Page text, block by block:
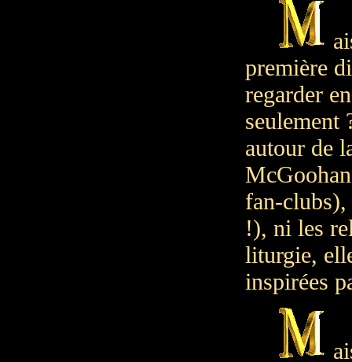
première
regarder
seulement
autour de
fan-
!), ni les
liturgie,
inspirées